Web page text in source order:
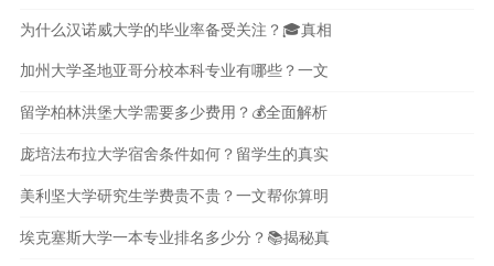
为什么汉诺威大学的毕业率备受关注？🎓真相
加州大学圣地亚哥分校本科专业有哪些？一文
留学柏林洪堡大学需要多少费用？💰全面解析
庞培法布拉大学宿舍条件如何？留学生的真实
美利坚大学研究生学费贵不贵？一文帮你算明
埃克塞斯大学一本专业排名多少分？📚揭秘真